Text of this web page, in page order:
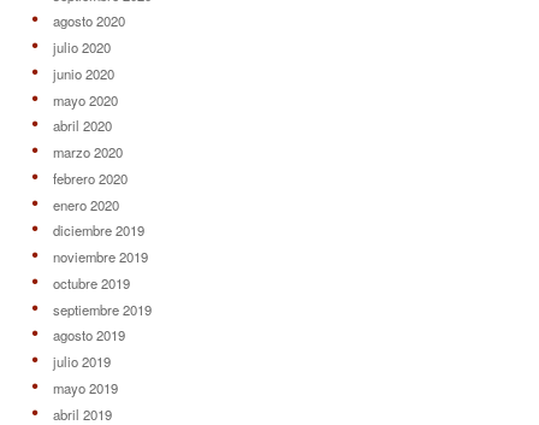
agosto 2020
julio 2020
junio 2020
mayo 2020
abril 2020
marzo 2020
febrero 2020
enero 2020
diciembre 2019
noviembre 2019
octubre 2019
septiembre 2019
agosto 2019
julio 2019
mayo 2019
abril 2019